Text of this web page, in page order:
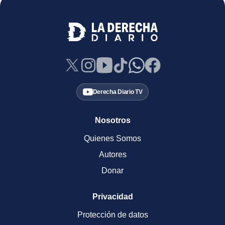
Derecha Diario TV
Nosotros
Quienes Somos
Autores
Donar
Privacidad
Protección de datos